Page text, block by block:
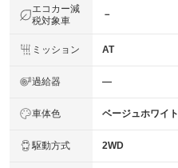
エコカー減
税対象車
－
ミッション AT
過給器 ―
車体色 ベージュホワイト
駆動方式 2WD